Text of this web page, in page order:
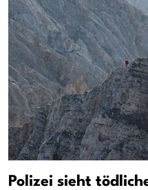
Polizei sieht